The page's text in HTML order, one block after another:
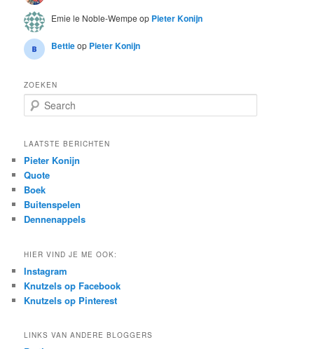
Emie le Noble-Wempe op Pieter Konijn
Bettieop Pieter Konijn
ZOEKEN
e
r
h
LAATSTE BERICHTEN
Pieter Konijn
Quote
Boek
Buitenspelen
Dennenappels
HIER VIND JE ME OOK:
Instagram
Knutzels op Facebook
Knutzels op Pinterest
LINKS VAN ANDERE BLOGGERS